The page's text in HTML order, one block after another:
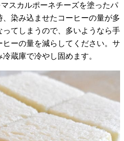
スカルポーネチーズを塗ったパ
染み込ませたコーヒーの量が多
てしまうので、多いようなら手
ーの量を減らしてください。サ
蔵庫で冷やし固めます。